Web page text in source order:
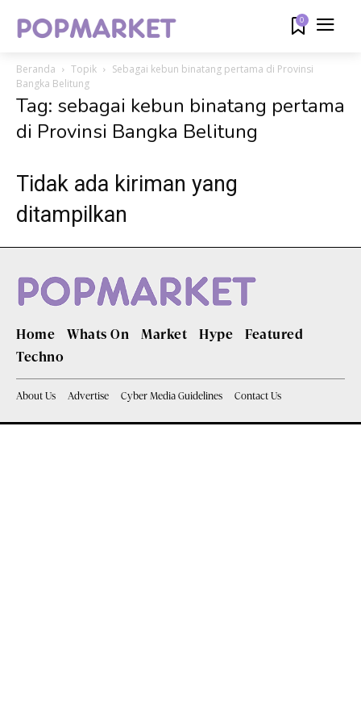
0
Beranda Topik
Sebagai kebun binatang pertama di Provinsi
Bangka Belitung
Tag: sebagai kebun binatang pertama
di Provinsi Bangka Belitung
Tidak ada kiriman yang
ditampilkan
Home Whats On Market Hype
Featured
Techno
About Us Advertise Cyber Media Guidelines Contact Us